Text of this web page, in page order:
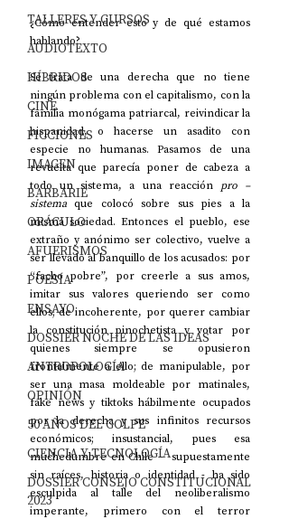
TALLERES Y CURSOS
AUDIOTEXTO
HÍBRIDOS
CINE
FICCIONES
IMAGEN
BARBARIE
ORÁCULO
AFUERISMOS
POESÍA
ENSAYO
DOSSIER NOCHE DE LAS IDEAS
ANTROPOLOGÍA
OPINIÓN
50 AÑOS DEL GOLPE
CIENCIA Y TECNOLOGÍA
DOSSIER CONSEJO CONSTITUCIONAL
2023
¿Cómo entender esto y de qué estamos
hablando?
Se trata de una derecha que no tiene
ningún problema con el capitalismo, con la
familia monógama patriarcal, reivindicar la
hispanidad, o hacerse un asadito con
especie no humanas. Pasamos de una
revuelta que parecía poner de cabeza a
todo un sistema, a una reacción pro –
sistema que colocó sobre sus pies a la
misma sociedad. Entonces el pueblo, ese
extraño y anónimo ser colectivo, vuelve a
ser llevado al banquillo de los acusados: por
“facho pobre”, por creerle a sus amos,
imitar sus valores queriendo ser como
ellos; de incoherente, por querer cambiar
la constitución pinochetista y votar por
quienes siempre se opusieron
frontalmente a ello; de manipulable, por
ser una masa moldeable por matinales,
fake news y tiktoks hábilmente ocupados
por la derecha y sus infinitos recursos
económicos; insustancial, pues esa
muchedumbre en Chile –  supuestamente
sin raíces, historia o identidad - ha sido
esculpida al talle del neoliberalismo
imperante, primero con el terror